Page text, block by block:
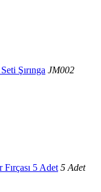
Şırınga JM002
5 Adet 5 Adet